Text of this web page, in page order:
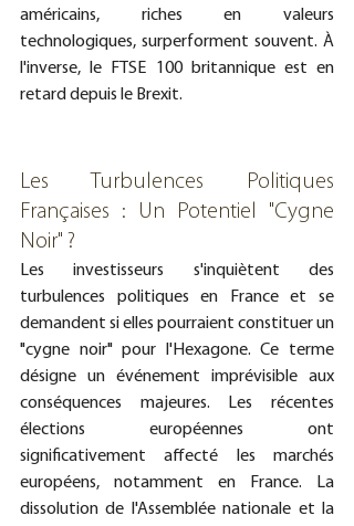
américains, riches en valeurs
technologiques, surperforment souvent. À
l'inverse, le FTSE 100 britannique est en
retard depuis le Brexit.
Les Turbulences Politiques
Françaises : Un Potentiel "Cygne
Noir" ?
Les investisseurs s'inquiètent des
turbulences politiques en France et se
demandent si elles pourraient constituer un
"cygne noir" pour l'Hexagone. Ce terme
désigne un événement imprévisible aux
conséquences majeures. Les récentes
élections européennes ont
significativement affecté les marchés
européens, notamment en France. La
dissolution de l'Assemblée nationale et la